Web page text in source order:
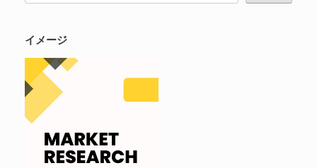
イメージ